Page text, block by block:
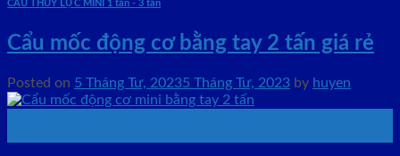
CẨU THỦY LỰC MINI 1 tấn - 3 tấn
Cẩu mốc động cơ bằng tay 2 tấn giá rẻ
Posted on 5 Tháng Tư, 20235 Tháng Tư, 2023 by huyen